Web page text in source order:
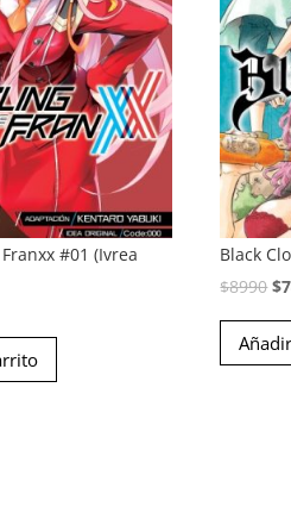
#01 (Ivrea
Black
$8990El
$